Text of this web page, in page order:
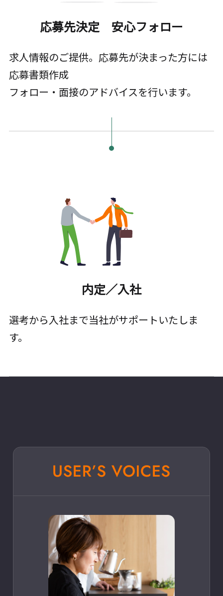
応募先決定 安心フォロー
求人情報のご提供。応募先が決まった方には
応募書類作成
フォロー・面接のアドバイスを行います。
内定／入社
選考から入社まで当社がサポートいたしま
す。